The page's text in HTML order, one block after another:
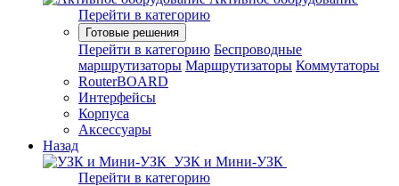
Перейти в категорию
Готовые решения
Перейти в категорию Беспроводные
маршрутизаторы Маршрутизаторы Коммутаторы
RouterBOARD
Интерфейсы
Корпуса
Аксессуары
Назад
УЗК и Мини-УЗК
Перейти в категорию